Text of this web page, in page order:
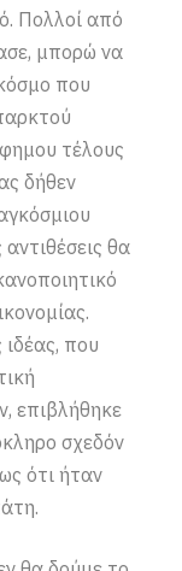
Πολλοί από
μπορώ να
που
τέλους
δήθεν
θα
που
επιβλήθηκε
σχεδόν
ότι ήταν